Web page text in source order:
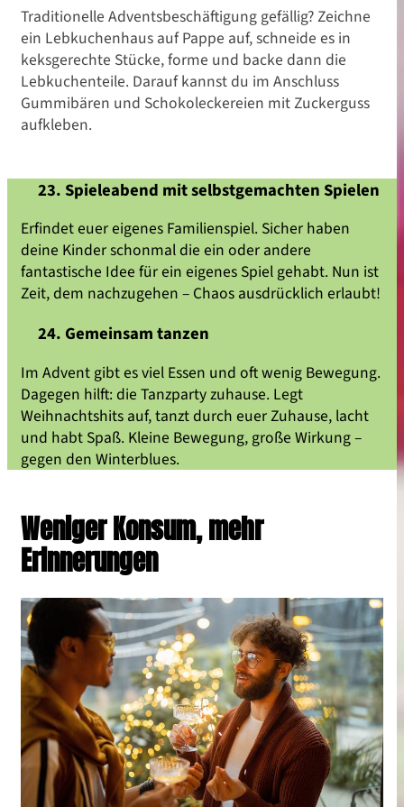
Traditionelle Adventsbeschäftigung gefällig? Zeichne
ein Lebkuchenhaus auf Pappe auf, schneide es in
keksgerechte Stücke, forme und backe dann die
Lebkuchenteile. Darauf kannst du im Anschluss
Gummibären und Schokoleckereien mit Zuckerguss
aufkleben.
23. Spieleabend mit selbstgemachten Spielen
Erfindet euer eigenes Familienspiel. Sicher haben
deine Kinder schonmal die ein oder andere
fantastische Idee für ein eigenes Spiel gehabt. Nun ist
Zeit, dem nachzugehen – Chaos ausdrücklich erlaubt!
24. Gemeinsam tanzen
Im Advent gibt es viel Essen und oft wenig Bewegung.
Dagegen hilft: die Tanzparty zuhause. Legt
Weihnachtshits auf, tanzt durch euer Zuhause, lacht
und habt Spaß. Kleine Bewegung, große Wirkung –
gegen den Winterblues.
Weniger Konsum, mehr
Erinnerungen